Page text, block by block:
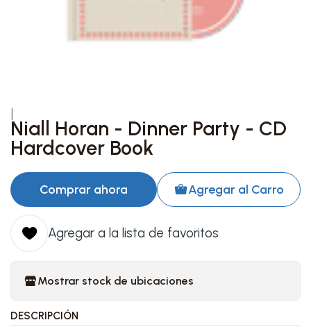
Niall Horan - Dinner Party - CD
Hardcover Book
Agregar al Carro
Comprar ahora
Agregar a la lista de favoritos
Mostrar stock de ubicaciones
DESCRIPCIÓN